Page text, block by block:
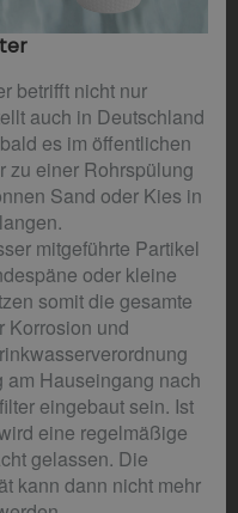
betrifft nicht nur
auch in Deutschland
es im öffentlichen
zu einer Rohrspülung
Sand oder Kies in
mitgeführte Partikel
oder kleine
somit die gesamte
Korrosion und
am Hauseingang nach
eingebaut sein. Ist
eine regelmäßige
gelassen. Die
kann dann nicht mehr